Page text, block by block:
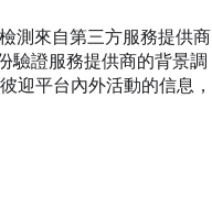
測來自第三方服務提供商
驗證服務提供商的背景調
迎平台內外活動的信息，